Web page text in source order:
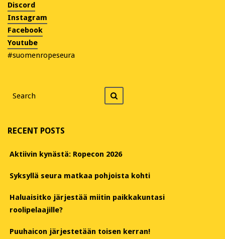
Discord
Instagram
Facebook
Youtube
#suomenropeseura
for
RECENT POSTS
Aktiivin kynästä: Ropecon 2026
Syksyllä seura matkaa pohjoista kohti
Haluaisitko järjestää miitin paikkakuntasi
roolipelaajille?
Puuhaicon järjestetään toisen kerran!